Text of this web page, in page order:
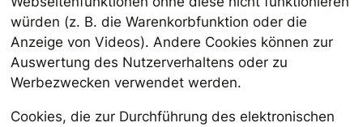
würden (z. B. die Warenkorbfunktion oder die
Anzeige von Videos). Andere Cookies können zur
Auswertung des Nutzerverhaltens oder zu
Werbezwecken verwendet werden.
Cookies, die zur Durchführung des elektronischen